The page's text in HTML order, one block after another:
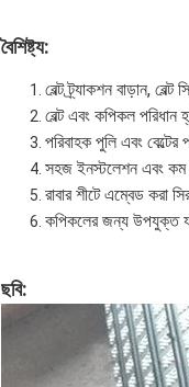
বৈশিষ্ট্য:
বেল্ট ট্র্যাকশন বাড়ান,
বেল্ট এবং কপিকল পরিধান
পরিবাহক পুলি এবং
সহজ ইনস্টলেশন এবং কম
রাবার শীটে এম্বেড করা
কপিকলের জন্য
ছবি: